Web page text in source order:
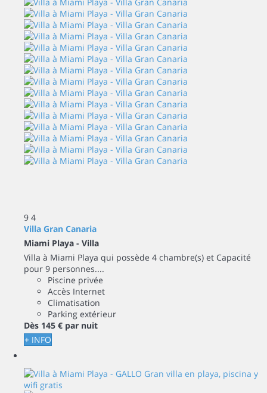
9 4
Villa Gran Canaria
Miami Playa - Villa
Villa à Miami Playa qui possède 4 chambre(s) et Capacité
pour 9 personnes....
Piscine privée
Accès Internet
Climatisation
Parking extérieur
Dès 145 € par nuit
+ INFO